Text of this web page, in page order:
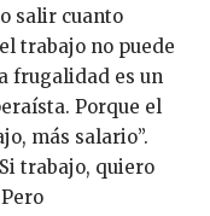
salir cuanto
trabajo no puede
frugalidad es un
Porque el
más salario”.
trabajo, quiero